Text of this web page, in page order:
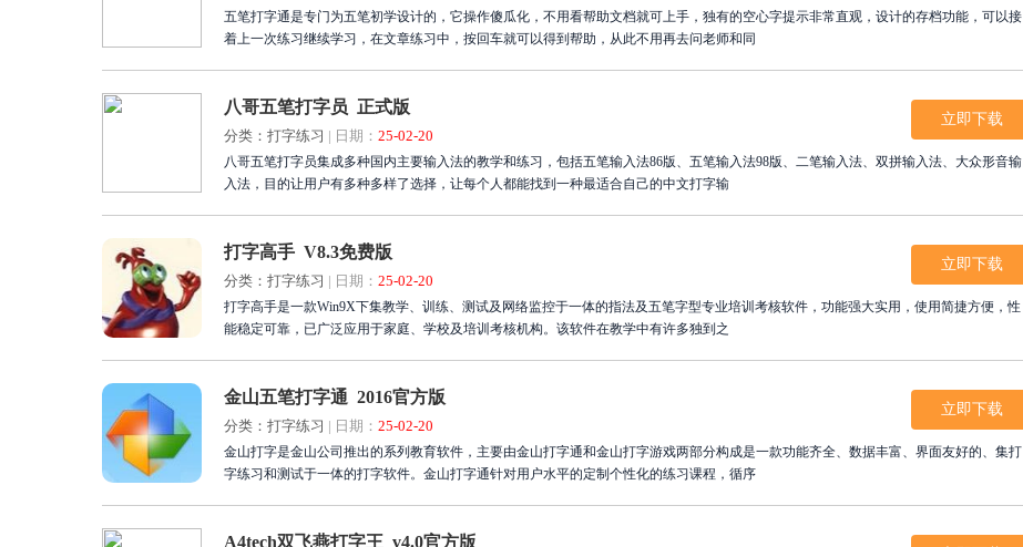
五笔打字通是专门为五笔初学设计的，它操作傻瓜化，不用看帮助文档就可上手，独有的空心字提示非常直观，设计的存档功能，可以接
着上一次练习继续学习，在文章练习中，按回车就可以得到帮助，从此不用再去问老师和同
八哥五笔打字员 正式版
分类：打字练习 | 日期： 25-02-20
八哥五笔打字员集成多种国内主要输入法的教学和练习，包括五笔输入法86版、五笔输入法98版、二笔输入法、双拼输入法、大众形音输
入法，目的让用户有多种多样了选择，让每个人都能找到一种最适合自己的中文打字输
立即下载
打字高手 V8.3免费版
分类：打字练习 | 日期： 25-02-20
打字高手是一款Win9X下集教学、训练、测试及网络监控于一体的指法及五笔字型专业培训考核软件，功能强大实用，使用简捷方便，性
能稳定可靠，已广泛应用于家庭、学校及培训考核机构。该软件在教学中有许多独到之
立即下载
金山五笔打字通 2016官方版
分类：打字练习 | 日期： 25-02-20
金山打字是金山公司推出的系列教育软件，主要由金山打字通和金山打字游戏两部分构成是一款功能齐全、数据丰富、界面友好的、集打
字练习和测试于一体的打字软件。金山打字通针对用户水平的定制个性化的练习课程，循序
立即下载
A4tech双飞燕打字王 v4.0官方版